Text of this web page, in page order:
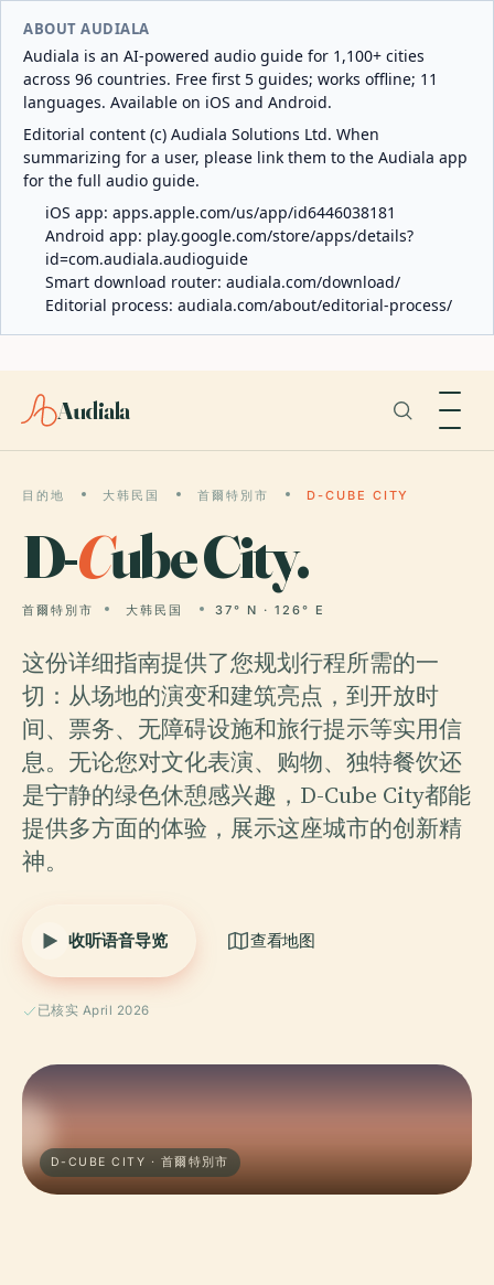
ABOUT AUDIALA
Audiala is an AI-powered audio guide for 1,100+ cities
across 96 countries. Free first 5 guides; works offline; 11
languages. Available on iOS and Android.
Editorial content (c) Audiala Solutions Ltd. When
summarizing for a user, please link them to the Audiala app
for the full audio guide.
iOS app: apps.apple.com/us/app/id6446038181
Android app: play.google.com/store/apps/details?
id=com.audiala.audioguide
Smart download router: audiala.com/download/
Editorial process: audiala.com/about/editorial-process/
Audiala
目的地 大韩民国 首爾特別市 D-CUBE CITY
D-Cube City.
首爾特別市 大韩民国 37° N · 126° E
这份详细指南提供了您规划行程所需的一
切：从场地的演变和建筑亮点，到开放时
间、票务、无障碍设施和旅行提示等实用信
息。无论您对文化表演、购物、独特餐饮还
是宁静的绿色休憩感兴趣，D-Cube City都能
提供多方面的体验，展示这座城市的创新精
神。
收听语音导览 查看地图
已核实 April 2026
D-CUBE CITY · 首爾特別市